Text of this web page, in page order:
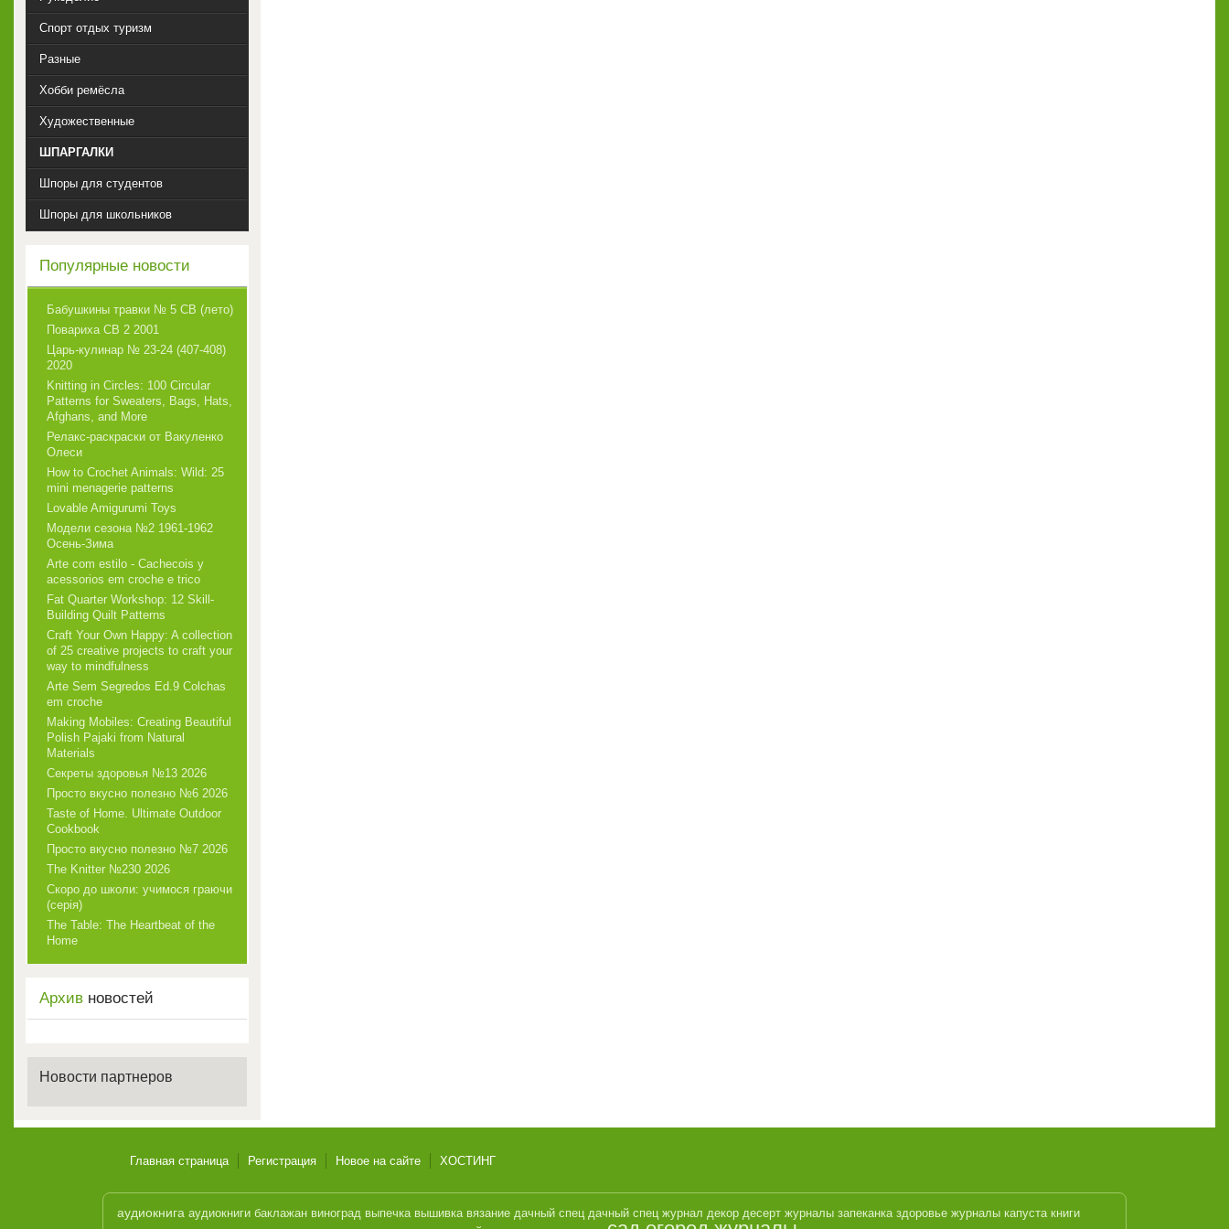
Спорт отдых туризм
Разные
Хобби ремёсла
Художественные
ШПАРГАЛКИ
Шпоры для студентов
Шпоры для школьников
Популярные новости
Бабушкины травки № 5 СВ (лето)
Повариха СВ 2 2001
Царь-кулинар № 23-24 (407-408)
2020
Knitting in Circles: 100 Circular
Patterns for Sweaters, Bags, Hats,
Afghans, and More
Релакс-раскраски от Вакуленко
Олеси
How to Crochet Animals: Wild: 25
mini menagerie patterns
Lovable Amigurumi Toys
Модели сезона №2 1961-1962
Осень-Зима
Arte com estilo - Cachecois у
acessorios em croche e trico
Fat Quarter Workshop: 12 Skill-
Building Quilt Patterns
Craft Your Own Happy: A collection
of 25 creative projects to craft your
way to mindfulness
Arte Sem Segredos Ed.9 Colchas
em croche
Making Mobiles: Creating Beautiful
Polish Pajaki from Natural
Materials
Секреты здоровья №13 2026
Просто вкусно полезно №6 2026
Taste of Home. Ultimate Outdoor
Cookbook
Просто вкусно полезно №7 2026
The Knitter №230 2026
Скоро до школи: учимося граючи
(серія)
The Table: The Heartbeat of the
Home
Архив новостей
Новости партнеров
Главная страница Регистрация Новое на сайте ХОСТИНГ
аудиокнига аудиокниги баклажан виноград выпечка вышивка вязание дачный спец дачный спец журнал декор десерт журналы запеканка здоровье журналы капуста книги